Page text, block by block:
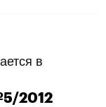
в
2012